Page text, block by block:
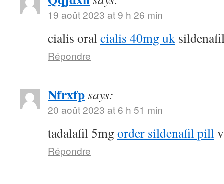
19 août 2023 at 9 h 26 min
cialis oralcialis 40mg uk
Répondre
Nfrxfpsays:
20 août 2023 at 6 h 51 min
tadalafil 5mg order sildenafil pill
Répondre